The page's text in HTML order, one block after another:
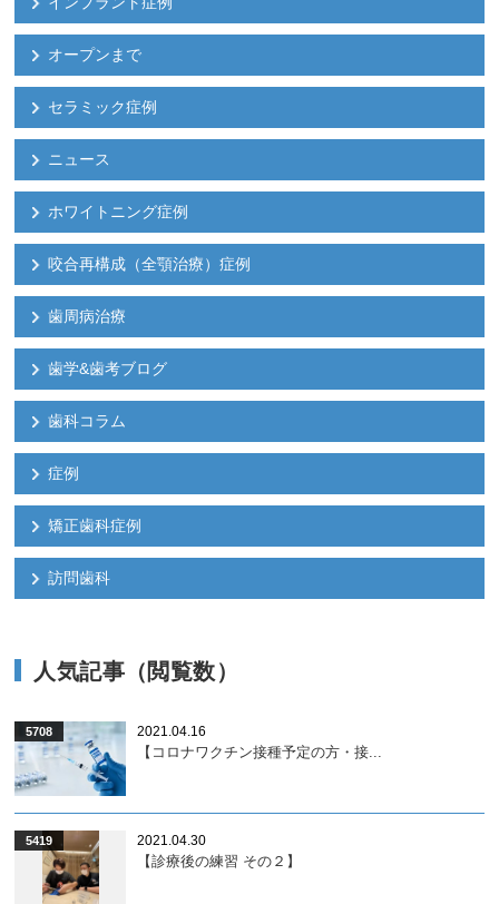
オープンまで
セラミック症例
ニュース
ホワイトニング症例
咬合再構成（全顎治療）症例
歯周病治療
歯学&歯考ブログ
歯科コラム
症例
矯正歯科症例
訪問歯科
人気記事（閲覧数）
5708 2021.04.16
【コロナワクチン接種予定の方・接...
5419 2021.04.30
【診療後の練習 その２】